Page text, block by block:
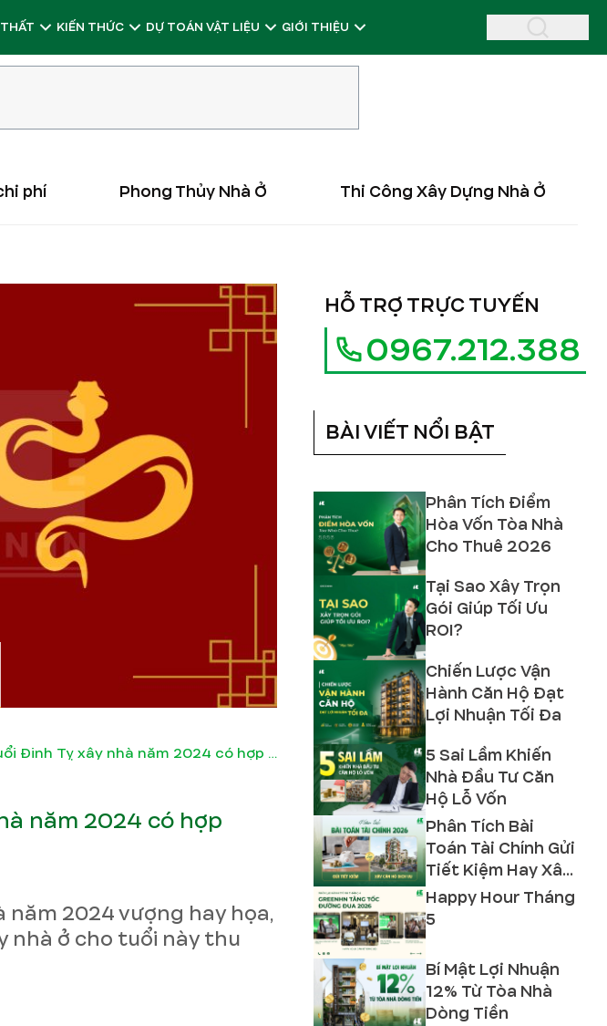
KIẾN THỨC DỰ TOÁN VẬT LIỆU GIỚI THIỆU
phí Phong Thủy Nhà Ở Thi Công Xây Dựng Nhà Ở
Giải đáp tuổi Đinh Tỵ xây nhà năm 2024 có hợp phong thủy?
năm 2024 có hợp
năm 2024 vượng hay họa,
nhà ở cho tuổi này thu
HỖ TRỢ TRỰC TUYẾN
0967.212.388
BÀI VIẾT NỔI BẬT
Phân Tích Điểm
Hòa Vốn Tòa Nhà
Cho Thuê 2026
Tại Sao Xây Trọn
Gói Giúp Tối Ưu
ROI?
Chiến Lược Vận
Hành Căn Hộ Đạt
Lợi Nhuận Tối Đa
5 Sai Lầm Khiến
Nhà Đầu Tư Căn
Hộ Lỗ Vốn
Phân Tích Bài
Toán Tài Chính Gửi
Tiết Kiệm Hay Xây
Căn Hộ Dịch Vụ
2026?
Happy Hour Tháng
5
Bí Mật Lợi Nhuận
12% Từ Tòa Nhà
Dòng Tiền